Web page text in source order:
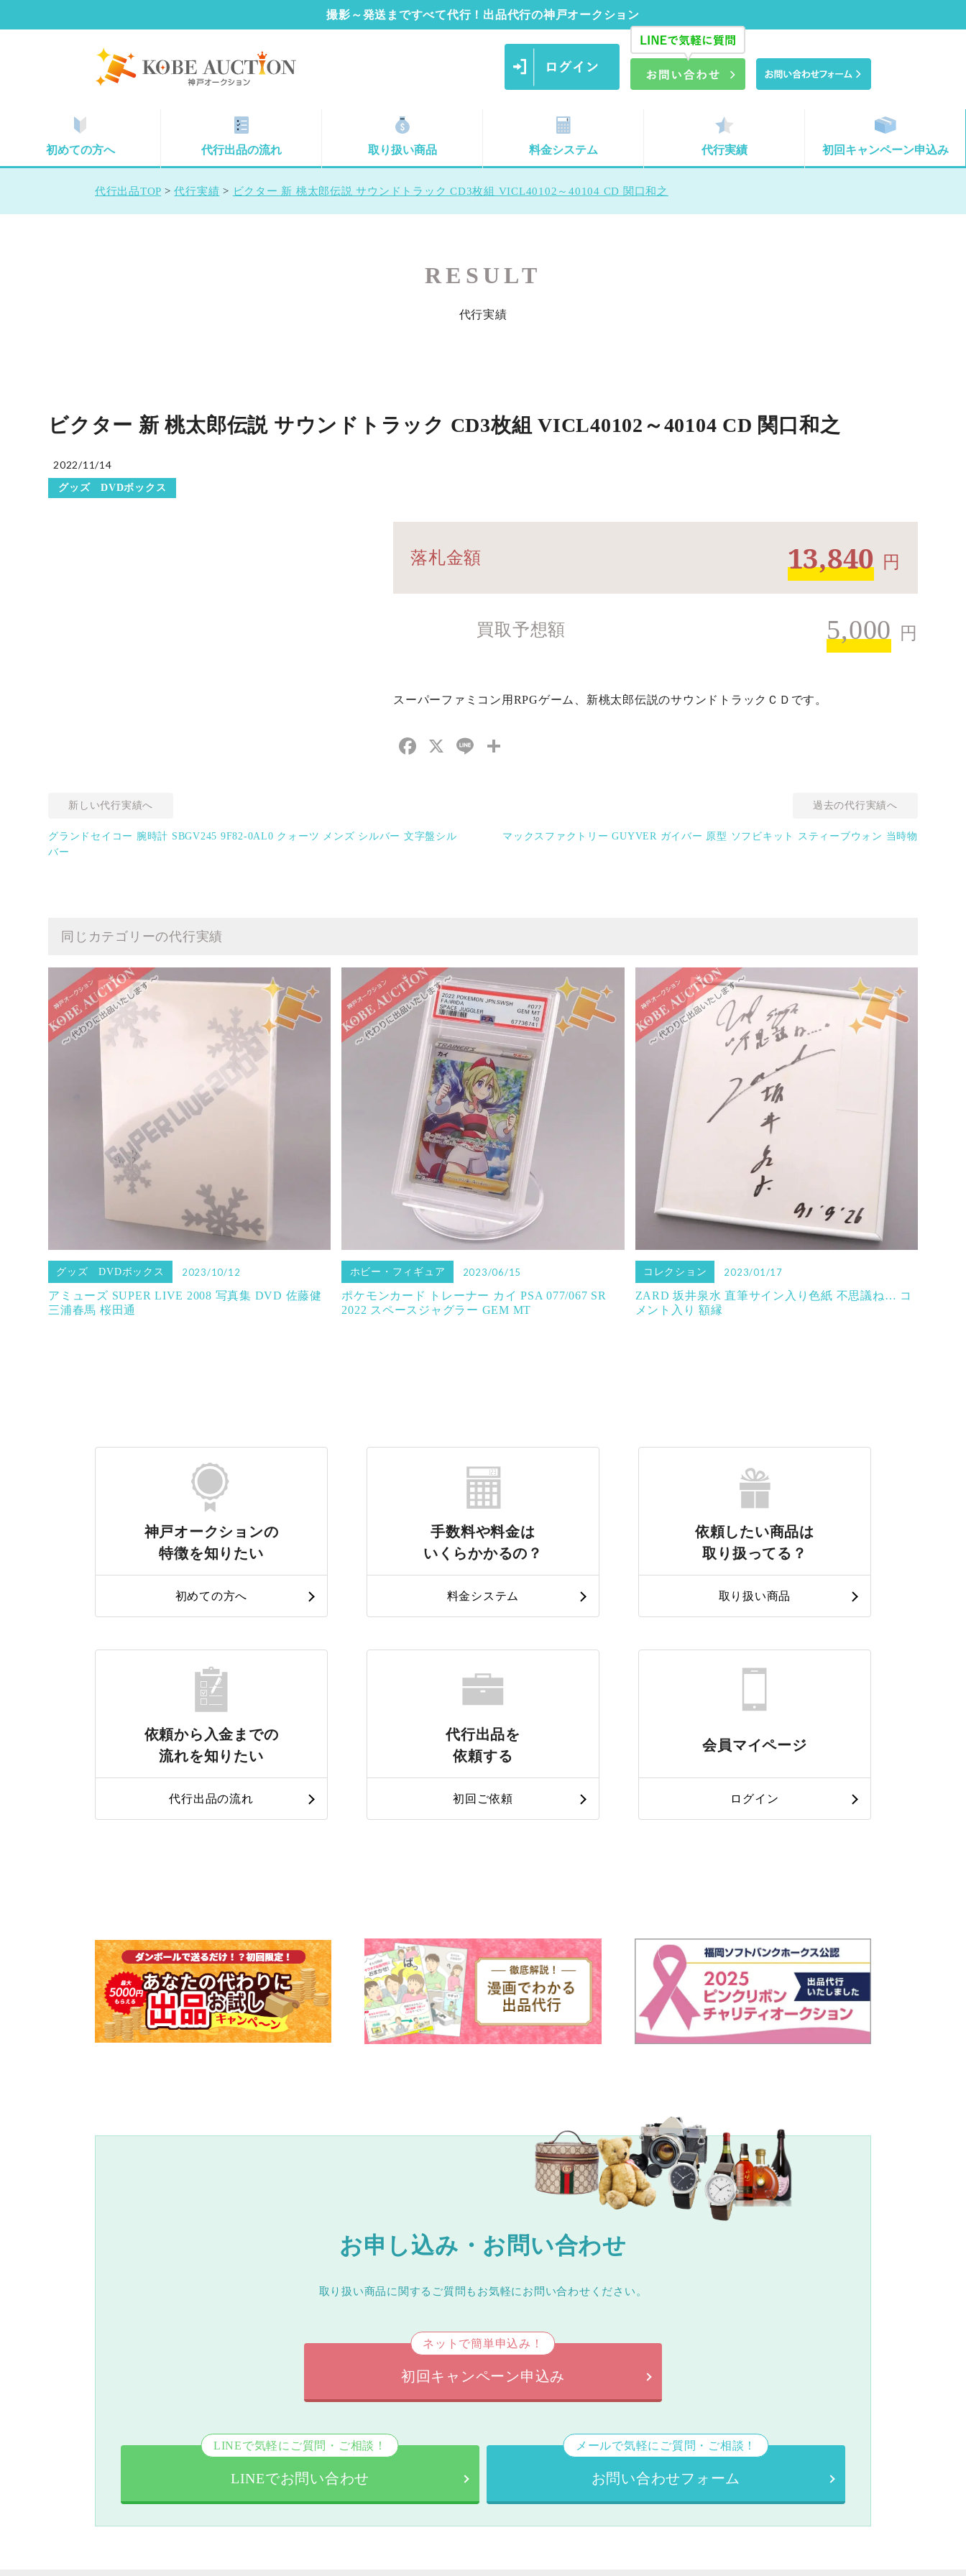
撮影～発送まですべて代行！出品代行の神戸オークション
初めての方へ 代行出品の流れ 取り扱い商品 料金システム 代行実績 初回キャンペーン申込み
代行出品TOP >代行実績 > ビクター 新 桃太郎伝説 サウンドトラック CD3枚組 VICL40102～40104 CD 関口和之
RESULT
代行実績
ビクター 新 桃太郎伝説 サウンドトラック CD3枚組 VICL40102～40104 CD 関口和之
2022/11/14
グッズ DVDボックス
落札金額 13,840 円
買取予想額 5,000 円
スーパーファミコン用RPGゲーム、新桃太郎伝説のサウンドトラックＣＤです。
Facebook
X Line
新しい代行実績へ
グランドセイコー 腕時計 SBGV245 9F82-0AL0 クォーツ メンズ シルバー 文字盤シル
バー
過去の代行実績へ
マックスファクトリー GUYVER ガイバー 原型 ソフビキット スティーブウォン 当時物
同じカテゴリーの代行実績
グッズ DVDボックス 2023/10/12
アミューズ SUPER LIVE 2008 写真集 DVD 佐藤健
三浦春馬 桜田通
ホビー・フィギュア 2023/06/15
ポケモンカード トレーナー カイ PSA 077/067 SR
2022 スペースジャグラー GEM MT
コレクション 2023/01/17
ZARD 坂井泉水 直筆サイン入り色紙 不思議ね… コ
メント入り 額縁
神戸オークションの
特徴を知りたい
初めての方へ
手数料や料金は
いくらかかるの？
料金システム
依頼したい商品は
取り扱ってる？
取り扱い商品
依頼から入金までの
流れを知りたい
代行出品の流れ
代行出品を
依頼する
初回ご依頼
会員マイページ
ログイン
お申し込み・お問い合わせ
取り扱い商品に関するご質問もお気軽にお問い合わせください。
ネットで簡単申込み！
初回キャンペーン申込み
LINEで気軽にご質問・ご相談！
LINEでお問い合わせ
メールで気軽にご質問・ご相談！
お問い合わせフォーム